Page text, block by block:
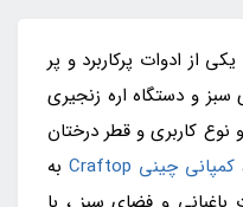
از ادوات پرکاربرد و پر
سبز و دستگاه اره زنجیری
کاربری و قطر درختان
کمپانی چینی Craftop
به